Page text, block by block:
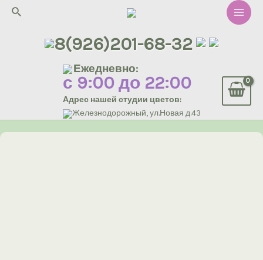
Перейти
Поиск
Main
8(926)201-68-32
Ежедневно:
с 9:00 до 22:00
Адрес нашей студии цветов:
Железнодорожный, ул.Новая д.43